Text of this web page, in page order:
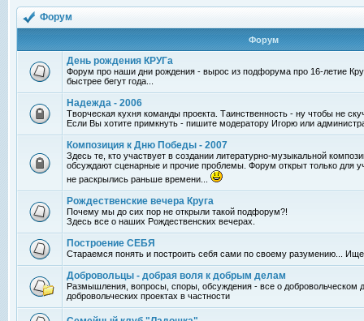
Форум
Форум
День рождения КРУГа
Форум про наши дни рождения - вырос из подфорума про 16-летие
быстрее бегут года...
Надежда - 2006
Творческая кухня команды проекта. Таинственность - ну чтобы не
Если Вы хотите примкнуть - пишите модератору Игорю или
Композиция к Дню Победы - 2007
Здесь те, кто участвует в создании литературно-музыкальной
обсуждают сценарные и прочие проблемы. Форум открыт только для
не раскрылись раньше времени...
Рождественские вечера Круга
Почему мы до сих пор не открыли такой подфорум?!
Здесь все о наших Рождественских вечерах.
Построение СЕБЯ
Стараемся понять и построить себя сами по своему разумению...
Добровольцы - добрая воля к добрым делам
Размышления, вопросы, споры, обсуждения - все о добровольческом
добровольческих проектах в частности